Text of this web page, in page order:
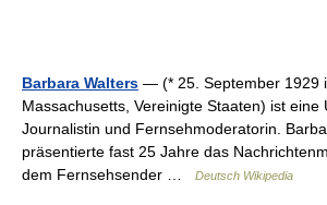
Barbara Walters — (* 25. September 1929
Massachusetts, Vereinigte Staaten) ist eine
Journalistin und Fernsehmoderatorin.
präsentierte fast 25 Jahre das
dem Fernsehsender …
Deutsch Wikipedia